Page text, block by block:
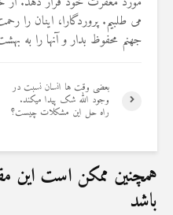
می طلبیم. پروردگارا، اینان را
جهنم محفوظ بدار و آنها را به
بعضی وقت ها انسان نسبت در
وجود الله شک پیدا میکند.
راه حل این مشکلات چیست؟
همچنین ممکن است این
باشد